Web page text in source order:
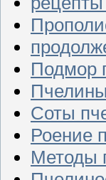
Подмор
Соты
Роение
Методы